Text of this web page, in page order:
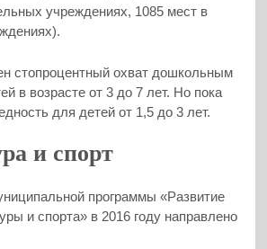
учреждениях, 1085 мест в
стопроцентный охват дошкольным
в возрасте от 3 до 7 лет. Но пока
для детей от 1,5 до 3 лет.
и спорт
программы «Развитие
и спорта» в 2016 году направлено